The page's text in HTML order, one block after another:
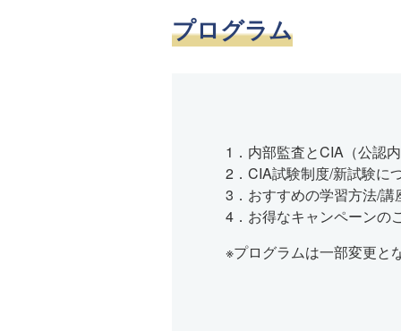
プログラム
1．内部監査とCIA（公認
2．CIA試験制度/新試験に
3．おすすめの学習方法/講
4．お得なキャンペーンの
※プログラムは一部変更と